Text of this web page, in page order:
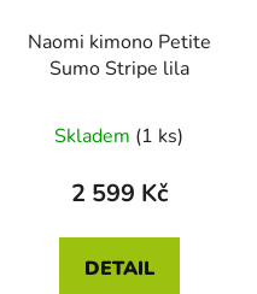
Naomi kimono Petite
Sumo Stripe lila
Skladem (1 ks)
2 599 Kč
DETAIL